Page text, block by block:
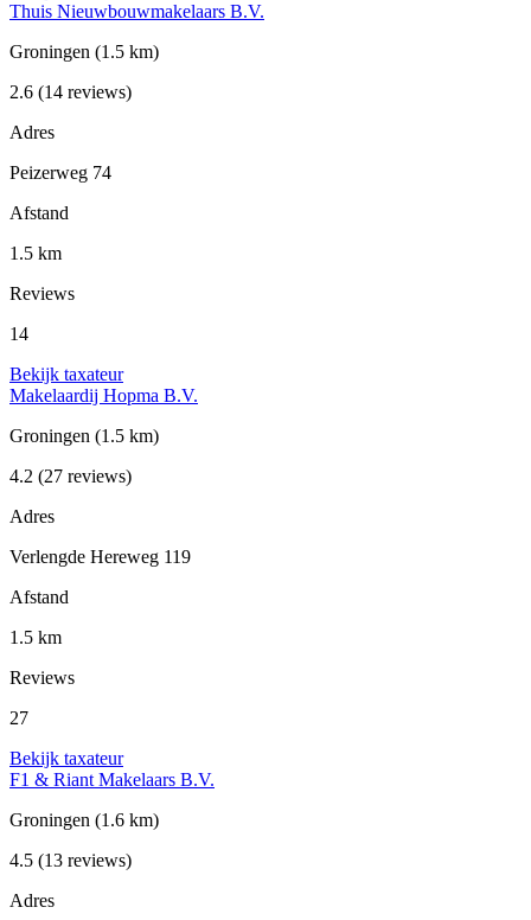
Thuis Nieuwbouwmakelaars B.V.
Groningen (1.5 km)
2.6 (14 reviews)
Adres
Peizerweg 74
Afstand
1.5 km
Reviews
14
Bekijk taxateur
Makelaardij Hopma B.V.
Groningen (1.5 km)
4.2 (27 reviews)
Adres
Verlengde Hereweg 119
Afstand
1.5 km
Reviews
27
Bekijk taxateur
F1 & Riant Makelaars B.V.
Groningen (1.6 km)
4.5 (13 reviews)
Adres